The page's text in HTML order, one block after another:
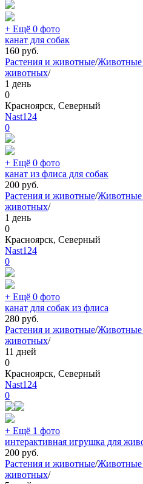
+ Ещё 0 фото
канат для собак
160 руб.
Растения и животные/Животные
животных/
1 день
0
Красноярск, Северный
Nast124
0
+ Ещё 0 фото
канат из флиса для собак
200 руб.
Растения и животные/Животные
животных/
1 день
0
Красноярск, Северный
Nast124
0
+ Ещё 0 фото
канат для собак из флиса
280 руб.
Растения и животные/Животные
животных/
11 дней
0
Красноярск, Северный
Nast124
0
+ Ещё 1 фото
интерактивная игрушка для
200 руб.
Растения и животные/Животные
животных/